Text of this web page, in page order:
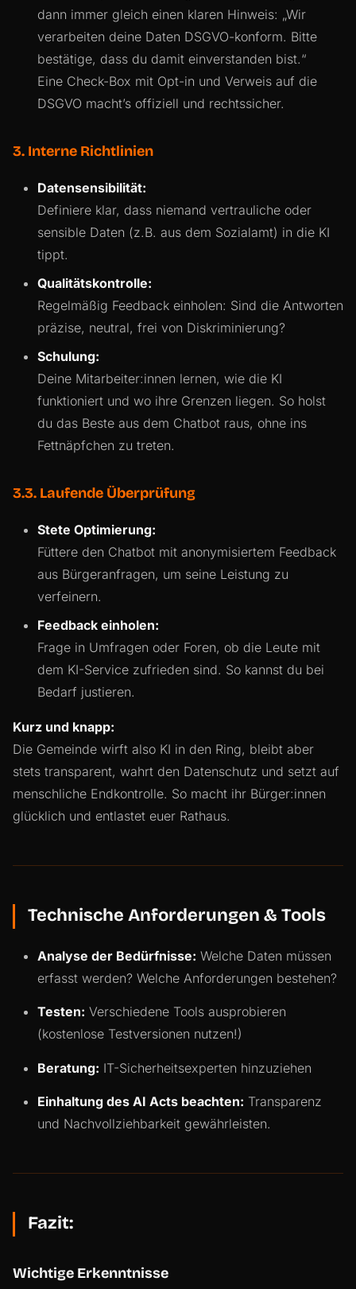
dann immer gleich einen klaren Hinweis: „Wir
verarbeiten deine Daten DSGVO-konform. Bitte
bestätige, dass du damit einverstanden bist.“
Eine Check-Box mit Opt-in und Verweis auf die
DSGVO macht’s offiziell und rechtssicher.
3. Interne Richtlinien
Datensensibilität:
Definiere klar, dass niemand vertrauliche oder
sensible Daten (z.B. aus dem Sozialamt) in die KI
tippt.
Qualitätskontrolle:
Regelmäßig Feedback einholen: Sind die Antworten
präzise, neutral, frei von Diskriminierung?
Schulung:
Deine Mitarbeiter:innen lernen, wie die KI
funktioniert und wo ihre Grenzen liegen. So holst
du das Beste aus dem Chatbot raus, ohne ins
Fettnäpfchen zu treten.
3.3. Laufende Überprüfung
Stete Optimierung:
Füttere den Chatbot mit anonymisiertem Feedback
aus Bürgeranfragen, um seine Leistung zu
verfeinern.
Feedback einholen:
Frage in Umfragen oder Foren, ob die Leute mit
dem KI-Service zufrieden sind. So kannst du bei
Bedarf justieren.
Kurz und knapp:
Die Gemeinde wirft also KI in den Ring, bleibt aber
stets transparent, wahrt den Datenschutz und setzt auf
menschliche Endkontrolle. So macht ihr Bürger:innen
glücklich und entlastet euer Rathaus.
Technische Anforderungen & Tools
Analyse der Bedürfnisse: Welche Daten müssen
erfasst werden? Welche Anforderungen bestehen?
Testen: Verschiedene Tools ausprobieren
(kostenlose Testversionen nutzen!)
Beratung: IT-Sicherheitsexperten hinzuziehen
Einhaltung des AI Acts beachten: Transparenz
und Nachvollziehbarkeit gewährleisten.
Fazit:
Wichtige Erkenntnisse